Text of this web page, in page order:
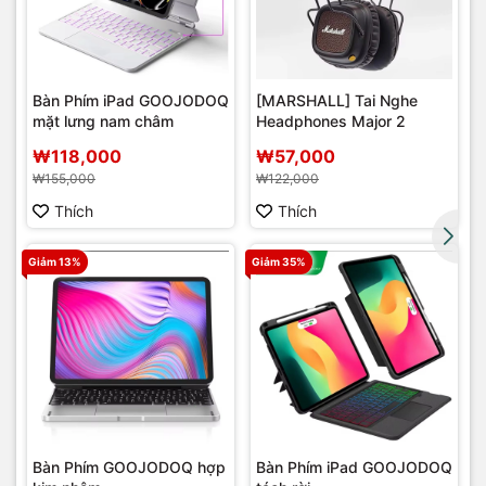
Bàn Phím iPad GOOJODOQ
mặt lưng nam châm
₩118,000
₩155,000
Thích
[MARSHALL] Tai Nghe
Headphones Major 2
₩57,000
₩122,000
Thích
Giảm 13%
Bàn Phím GOOJODOQ hợp
Giảm 35%
Bàn Phím iPad GOOJODOQ